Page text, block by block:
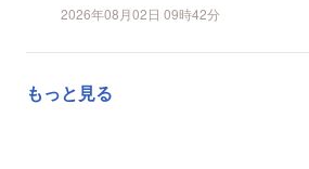
2026年08月02日 09時42分
もっと見る